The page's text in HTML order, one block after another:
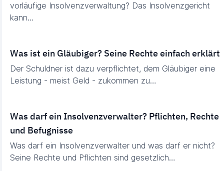
vorläufige Insolvenzverwaltung? Das Insolvenzgericht
kann…
Was ist ein Gläubiger? Seine Rechte einfach erklärt
Der Schuldner ist dazu verpflichtet, dem Gläubiger eine
Leistung - meist Geld - zukommen zu…
Was darf ein Insolvenzverwalter? Pflichten, Rechte
und Befugnisse
Was darf ein Insolvenzverwalter und was darf er nicht?
Seine Rechte und Pflichten sind gesetzlich…